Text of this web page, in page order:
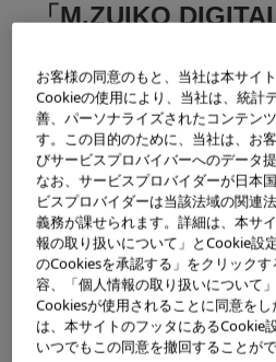
「M.ZUIKO
発売日決定
オリンパスイメージング株式会社
発表時には「2010年4月下旬 発売
りました、「マイクロフォーサ
した交換レンズ「M.ZUIKO
（35mm判換算18-36mm相当）
り、発売日を「2010年4月23日
で、お知らせいたします。
「M.ZUIKO DIGITAL ED 9-18mm
お客様の同意のもと、当社は本サイ
Cookieの使用により、当社は、統計
善、パーソナライズされたコンテン
す。この目的のために、当社は、お
びサービスプロバイバーへのデータ
なお、サービスプロバイダーが日本
ビスプロバイダーは当該法域の関連
義務が課せられます。詳細は、本サ
報の取り扱いについて」とCookie設
のCookiesを承認する」をクリック
容、「個人情報の取り扱いについて
Cookiesが使用されることに同意を
は、本サイトのフッタにあるCookie
いつでもこの同意を撤回することがで